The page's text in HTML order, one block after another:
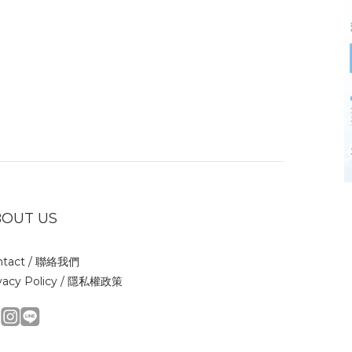
US
/ 聯絡我們
Policy / 隱私權政策